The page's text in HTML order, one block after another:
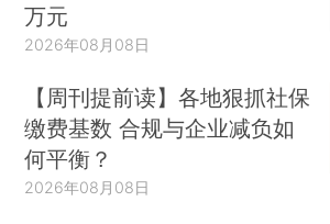
万元
2026年08月08日
【周刊提前读】各地狠抓社保
缴费基数 合规与企业减负如
何平衡？
2026年08月08日